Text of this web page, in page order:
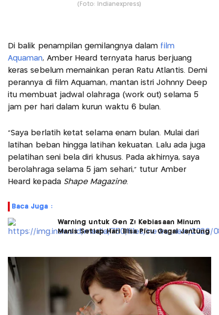
(Foto: Indianexpress)
Di balik penampilan gemilangnya dalam film
Aquaman, Amber Heard ternyata harus berjuang
keras sebelum memainkan peran Ratu Atlantis. Demi
perannya di film Aquaman, mantan istri Johnny Deep
itu membuat jadwal olahraga (work out) selama 5
jam per hari dalam kurun waktu 6 bulan.
"Saya berlatih ketat selama enam bulan. Mulai dari
latihan beban hingga latihan kekuatan. Lalu ada juga
pelatihan seni bela diri khusus. Pada akhirnya, saya
berolahraga selama 5 jam sehari," tutur Amber
Heard kepada Shape Magazine.
Baca Juga :
Warning untuk Gen Z! Kebiasaan Minum
Manis Setiap Hari Bisa Picu Gagal Jantung